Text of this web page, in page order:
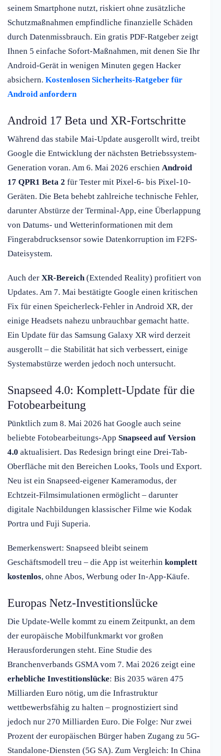
seinem Smartphone nutzt, riskiert ohne zusätzliche
Schutzmaßnahmen empfindliche finanzielle Schäden
durch Datenmissbrauch. Ein gratis PDF-Ratgeber zeigt
Ihnen 5 einfache Sofort-Maßnahmen, mit denen Sie Ihr
Android-Gerät in wenigen Minuten gegen Hacker
absichern. Kostenlosen Sicherheits-Ratgeber für
Android anfordern
Android 17 Beta und XR-Fortschritte
Während das stabile Mai-Update ausgerollt wird, treibt
Google die Entwicklung der nächsten Betriebssystem-
Generation voran. Am 6. Mai 2026 erschien Android
17 QPR1 Beta 2 für Tester mit Pixel-6- bis Pixel-10-
Geräten. Die Beta behebt zahlreiche technische Fehler,
darunter Abstürze der Terminal-App, eine Überlappung
von Datums- und Wetterinformationen mit dem
Fingerabdrucksensor sowie Datenkorruption im F2FS-
Dateisystem.
Auch der XR-Bereich(Extended Reality) profitiert von
Updates. Am 7. Mai bestätigte Google einen kritischen
Fix für einen Speicherleck-Fehler in Android XR, der
einige Headsets nahezu unbrauchbar gemacht hatte.
Ein Update für das Samsung Galaxy XR wird derzeit
ausgerollt – die Stabilität hat sich verbessert, einige
Systemabstürze werden jedoch noch untersucht.
Snapseed 4.0: Komplett-Update für die
Fotobearbeitung
Pünktlich zum 8. Mai 2026 hat Google auch seine
beliebte Fotobearbeitungs-App Snapseed auf Version
4.0 aktualisiert. Das Redesign bringt eine Drei-Tab-
Oberfläche mit den Bereichen Looks, Tools und Export.
Neu ist ein Snapseed-eigener Kameramodus, der
Echtzeit-Filmsimulationen ermöglicht – darunter
digitale Nachbildungen klassischer Filme wie Kodak
Portra und Fuji Superia.
Bemerkenswert: Snapseed bleibt seinem
Geschäftsmodell treu – die App ist weiterhin komplett
kostenlos, ohne Abos, Werbung oder In-App-Käufe.
Europas Netz-Investitionslücke
Die Update-Welle kommt zu einem Zeitpunkt, an dem
der europäische Mobilfunkmarkt vor großen
Herausforderungen steht. Eine Studie des
Branchenverbands GSMA vom 7. Mai 2026 zeigt eine
erhebliche Investitionslücke: Bis 2035 wären 475
Milliarden Euro nötig, um die Infrastruktur
wettbewerbsfähig zu halten – prognostiziert sind
jedoch nur 270 Milliarden Euro. Die Folge: Nur zwei
Prozent der europäischen Bürger haben Zugang zu 5G-
Standalone-Diensten (5G SA). Zum Vergleich: In China